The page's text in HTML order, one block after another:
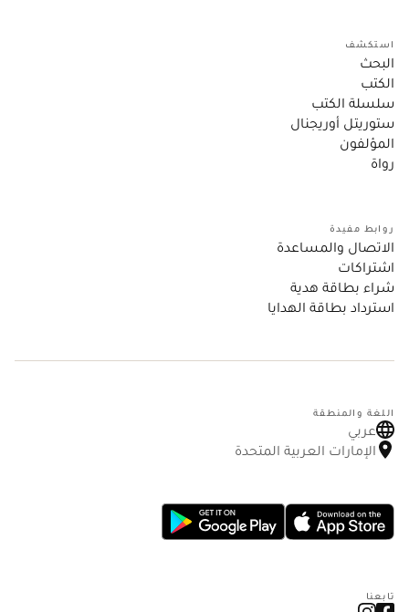
استكشف
البحث
الكتب
سلسلة الكتب
ستوريتل أوريجنال
المؤلفون
رواة
روابط مفيدة
الاتصال والمساعدة
اشتراكات
شراء بطاقة هدية
استرداد بطاقة الهدايا
اللغة والمنطقة
عربي
الإمارات العربية المتحدة
تابعنا